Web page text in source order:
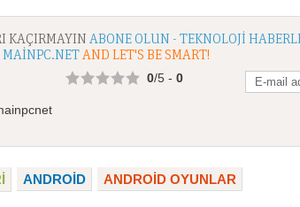
KAÇIRMAYIN ABONE OLUN - TEKNOLOJI
MAINPC.NETAND LET'S BE SMART!
0/5 - 0
ANDROİD ANDROID OYUNLAR